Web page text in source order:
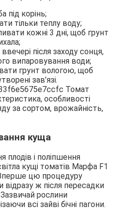
під корінь;
тільки теплу воду;
кожні 3 дні, щоб грунт
після заходу сонця,
випаровування води;
грунт вологою, щоб
зав’язі.
куща
плодів і поліпшення
кущі томатів Марфа F1
цю процедуру
ж після пересадки
рослини
всі зайві бічні пагони.